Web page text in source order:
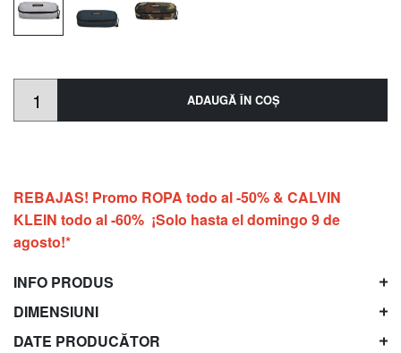
ADAUGĂ ÎN COŞ
REBAJAS! Promo ROPA todo al -50% & CALVIN
KLEIN todo al -60% ¡Solo hasta el domingo 9 de
agosto!*
INFO PRODUS
DIMENSIUNI
DATE PRODUCĂTOR